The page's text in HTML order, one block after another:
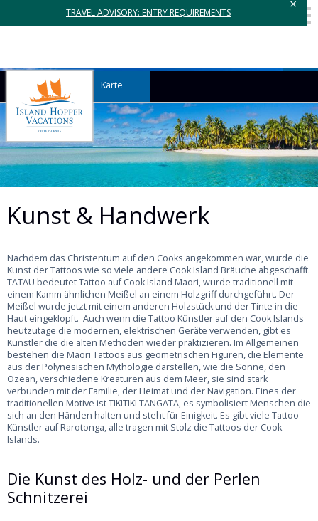
TRAVEL ADVISORY: ENTRY REQUIREMENTS
×
Karte
Kunst & Handwerk
Nachdem das Christentum auf den Cooks angekommen war, wurde die
Kunst der Tattoos wie so viele andere Cook Island Bräuche abgeschafft.
TATAU bedeutet Tattoo auf Cook Island Maori, wurde traditionell mit
einem Kamm ähnlichen Meißel an einem Holzgriff durchgeführt. Der
Meißel wurde jetzt mit einem anderen Holzstück und der Tinte in die
Haut eingeklopft. Auch wenn die Tattoo Künstler auf den Cook Islands
heutzutage die modernen, elektrischen Geräte verwenden, gibt es
Künstler die die alten Methoden wieder praktizieren. Im Allgemeinen
bestehen die Maori Tattoos aus geometrischen Figuren, die Elemente
aus der Polynesischen Mythologie darstellen, wie die Sonne, den
Ozean, verschiedene Kreaturen aus dem Meer, sie sind stark
verbunden mit der Familie, der Heimat und der Navigation. Eines der
traditionellen Motive ist TIKITIKI TANGATA, es symbolisiert Menschen die
sich an den Händen halten und steht für Einigkeit. Es gibt viele Tattoo
Künstler auf Rarotonga, alle tragen mit Stolz die Tattoos der Cook
Islands.
Die Kunst des Holz- und der Perlen
Schnitzerei